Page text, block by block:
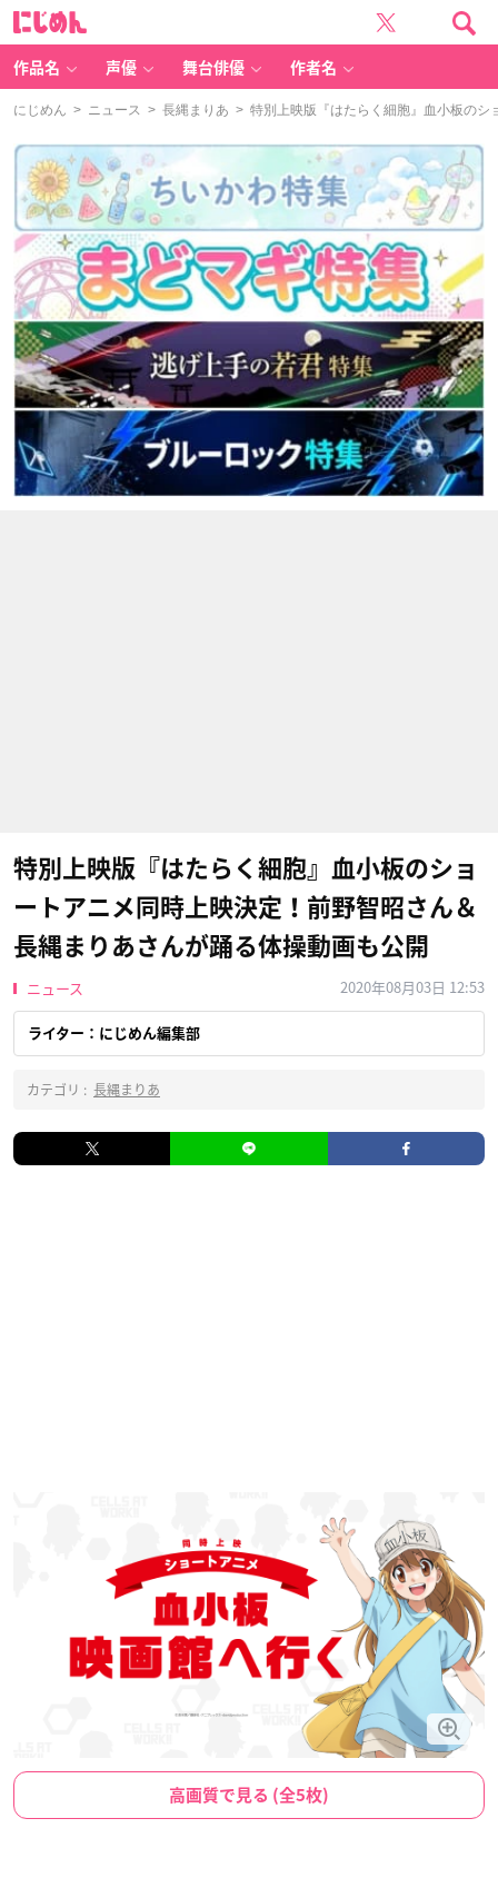
作品名 声優 舞台俳優 作者名
にじめん > ニュース > 長縄まりあ > 特別上映版『はたらく細胞』血小板のシ
特別上映版『はたらく細胞』血小板のショ
ートアニメ同時上映決定！前野智昭さん＆
長縄まりあさんが踊る体操動画も公開
ニュース 2020年08月03日 12:53
ライター：にじめん編集部
カテゴリ : 長縄まりあ
高画質で見る (全5枚)